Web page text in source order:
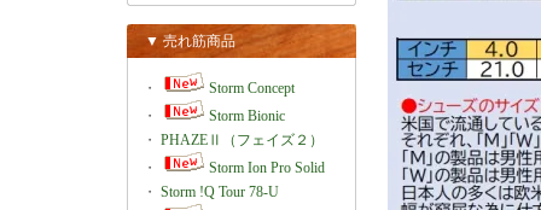
▼ 売れ筋商品
・
Storm Concept
・
Storm Bionic
・ PHAZEⅡ（フェイズ２）
・
Storm Ion Pro Solid
・ Storm !Q Tour 78-U